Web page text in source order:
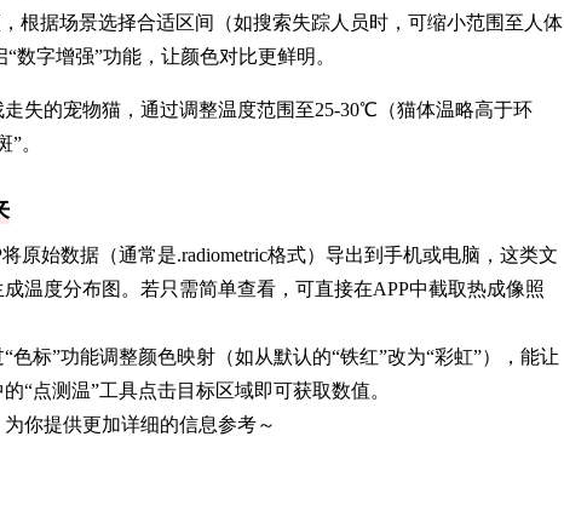
，根据场景选择合适区间（如搜索失踪人员时，可缩小范围至人体
字增强”功能，让颜色对比更鲜明。
失的宠物猫，通过调整温度范围至25-30℃（猫体温略高于环
。
原始数据（通常是.radiometric格式）导出到手机或电脑，这类文
温度分布图。若只需简单查看，可直接在APP中截取热成像照
标”功能调整颜色映射（如从默认的“铁红”改为“彩虹”），能让
“点测温”工具点击目标区域即可获取数值。
你提供更加详细的信息参考～